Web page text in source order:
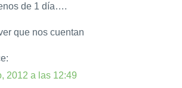
de 1 día….
que nos cuentan
2012 a las 12:49